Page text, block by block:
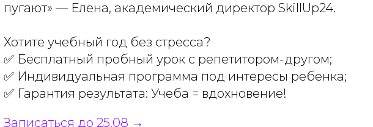
пугают» — Елена, академический директор SkillUp24.
Хотите учебный год без стресса?
✅ Бесплатный пробный урок с репетитором-другом;
✅ Индивидуальная программа под интересы ребенка;
✅ Гарантия результата: Учеба = вдохновение!
Записаться до 25.08 →